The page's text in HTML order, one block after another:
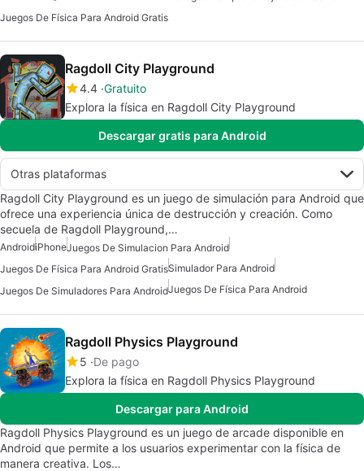
Juegos De Física Para Android Gratis
Ragdoll City Playground
4.4 Gratuito
Explora la física en Ragdoll City Playground
Descargar gratis para Android
Otras plataformas
Ragdoll City Playground es un juego de simulación para Android que
ofrece una experiencia única de destrucción y creación. Como
secuela de Ragdoll Playground,…
AndroidiPhoneJuegos De Simulacion Para Android
Juegos De Física Para Android GratisSimulador Para Android
Juegos De Simuladores Para AndroidJuegos De Física Para Android
Ragdoll Physics Playground
5 De pago
Explora la física en Ragdoll Physics Playground
Descargar para Android
Ragdoll Physics Playground es un juego de arcade disponible en
Android que permite a los usuarios experimentar con la física de
manera creativa. Los…